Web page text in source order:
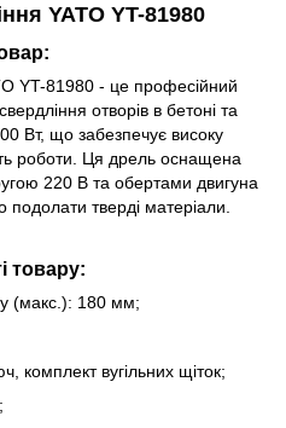
YATO YT-81980
YT-81980 - це професійний
отворів в бетоні та
Вт, що забезпечує високу
роботи. Ця дрель оснащена
220 В та обертами двигуна
тверді матеріали.
товару:
(макс.): 180 мм;
комплект вугільних щіток;